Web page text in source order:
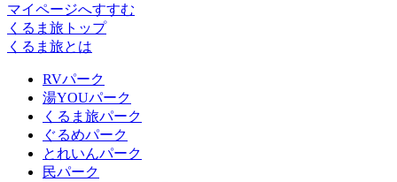
マイページへすすむ
くるま旅トップ
くるま旅とは
RVパーク
湯YOUパーク
くるま旅パーク
ぐるめパーク
とれいんパーク
民パーク